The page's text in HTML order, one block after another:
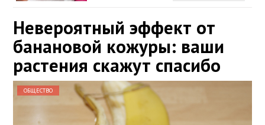
Невероятный эффект от
банановой кожуры: ваши
растения скажут спасибо
ОБЩЕСТВО